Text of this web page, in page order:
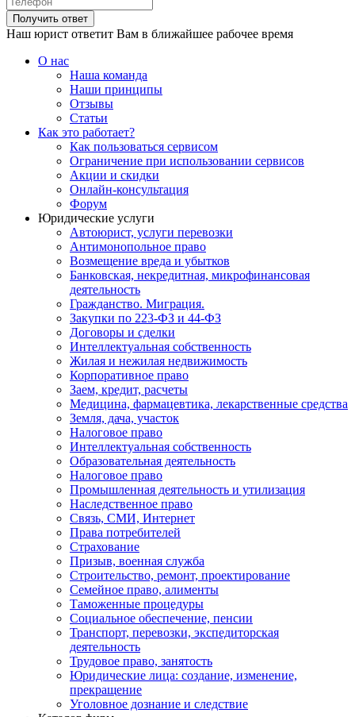
Наш юрист ответит Вам в ближайшее рабочее время
О нас
Наша команда
Наши принципы
Отзывы
Статьи
Как это работает?
Как пользоваться сервисом
Ограничение при использовании сервисов
Акции и скидки
Онлайн-консультация
Форум
Юридические услуги
Автоюрист, услуги перевозки
Антимонопольное право
Возмещение вреда и убытков
Банковская, некредитная, микрофинансовая
деятельность
Гражданство. Миграция.
Закупки по 223-ФЗ и 44-ФЗ
Договоры и сделки
Интеллектуальная собственность
Жилая и нежилая недвижимость
Корпоративное право
Заем, кредит, расчеты
Медицина, фармацевтика, лекарственные средства
Земля, дача, участок
Налоговое право
Интеллектуальная собственность
Образовательная деятельность
Налоговое право
Промышленная деятельность и утилизация
Наследственное право
Связь, СМИ, Интернет
Права потребителей
Страхование
Призыв, военная служба
Строительство, ремонт, проектирование
Семейное право, алименты
Таможенные процедуры
Социальное обеспечение, пенсии
Транспорт, перевозки, экспедиторская
деятельность
Трудовое право, занятость
Юридические лица: создание, изменение,
прекращение
Уголовное дознание и следствие